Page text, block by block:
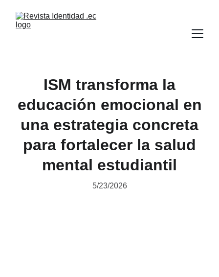
ISM transforma la
educación emocional en
una estrategia concreta
para fortalecer la salud
mental estudiantil
5/23/2026